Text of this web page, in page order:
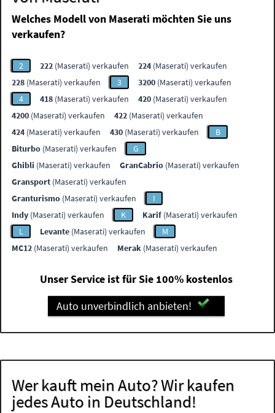
Welches Modell von Maserati möchten Sie uns
verkaufen?
2 222 (Maserati) verkaufen 224 (Maserati) verkaufen
228 (Maserati) verkaufen 3 3200 (Maserati) verkaufen
4
418 (Maserati) verkaufen 420 (Maserati) verkaufen
4200 (Maserati) verkaufen 422 (Maserati) verkaufen
424 (Maserati) verkaufen 430 (Maserati) verkaufen
B
Biturbo (Maserati) verkaufen
G
Ghibli (Maserati) verkaufen GranCabrio (Maserati) verkaufen
Gransport (Maserati) verkaufen
Granturismo (Maserati) verkaufen
I
Indy (Maserati) verkaufen K Karif (Maserati) verkaufen
L
Levante (Maserati) verkaufen
M
MC12 (Maserati) verkaufen Merak (Maserati) verkaufen
Unser Service ist für Sie 100% kostenlos
Auto unverbindlich anbieten!
Wer kauft mein Auto? Wir kaufen
jedes Auto in Deutschland!